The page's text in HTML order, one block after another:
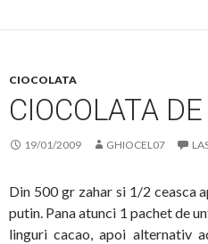
CIOCOLATA
CIOCOLATA
19/01/2009 GHIOCEL07
Din 500 gr zahar si 1/2 ceasca
putin. Pana atunci 1 pachet de
linguri cacao, apoi alternativ